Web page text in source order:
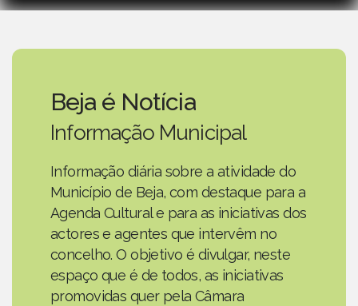
Beja é Notícia
Informação Municipal
Informação diária sobre a atividade do
Município de Beja, com destaque para a
Agenda Cultural e para as iniciativas dos
actores e agentes que intervêm no
concelho. O objetivo é divulgar, neste
espaço que é de todos, as iniciativas
promovidas quer pela Câmara